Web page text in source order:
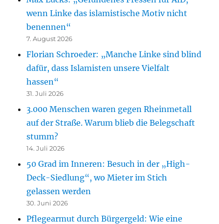
wenn Linke das islamistische Motiv nicht
benennen“
7. August 2026
Florian Schroeder: „Manche Linke sind blind
dafür, dass Islamisten unsere Vielfalt
hassen“
31. Juli 2026
3.000 Menschen waren gegen Rheinmetall
auf der Straße. Warum blieb die Belegschaft
stumm?
14. Juli 2026
50 Grad im Inneren: Besuch in der „High-
Deck-Siedlung“, wo Mieter im Stich
gelassen werden
30. Juni 2026
Pflegearmut durch Bürgergeld: Wie eine